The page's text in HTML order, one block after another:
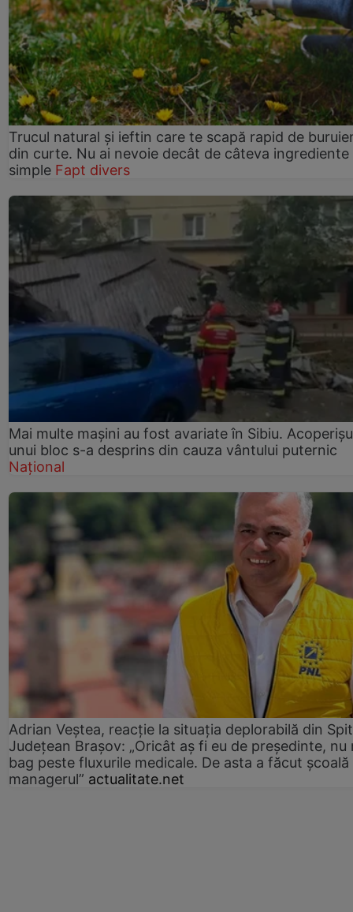
Trucul natural și ieftin care te scapă rapid de
din curte. Nu ai nevoie decât de câteva ingrediente
simple Fapt divers
Mai multe mașini au fost avariate în Sibiu.
unui bloc s-a desprins din cauza vântului puternic
Național
Adrian Veștea, reacție la situația deplorabilă din
Județean Brașov: „Oricât aș fi eu de președinte, nu
bag peste fluxurile medicale. De asta a făcut școală
managerul” actualitate.net